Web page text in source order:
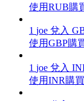
使您的資產
使用RUB購
1 joe 兌入
使用GBP購
1 joe 兌入
使用INR購買